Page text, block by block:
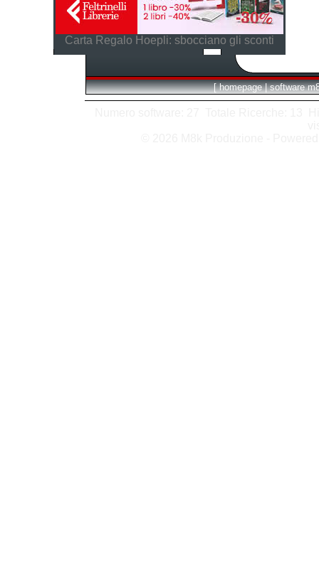
Carta Regalo Hoepli: sbocciano gli sconti
[ homepage | software